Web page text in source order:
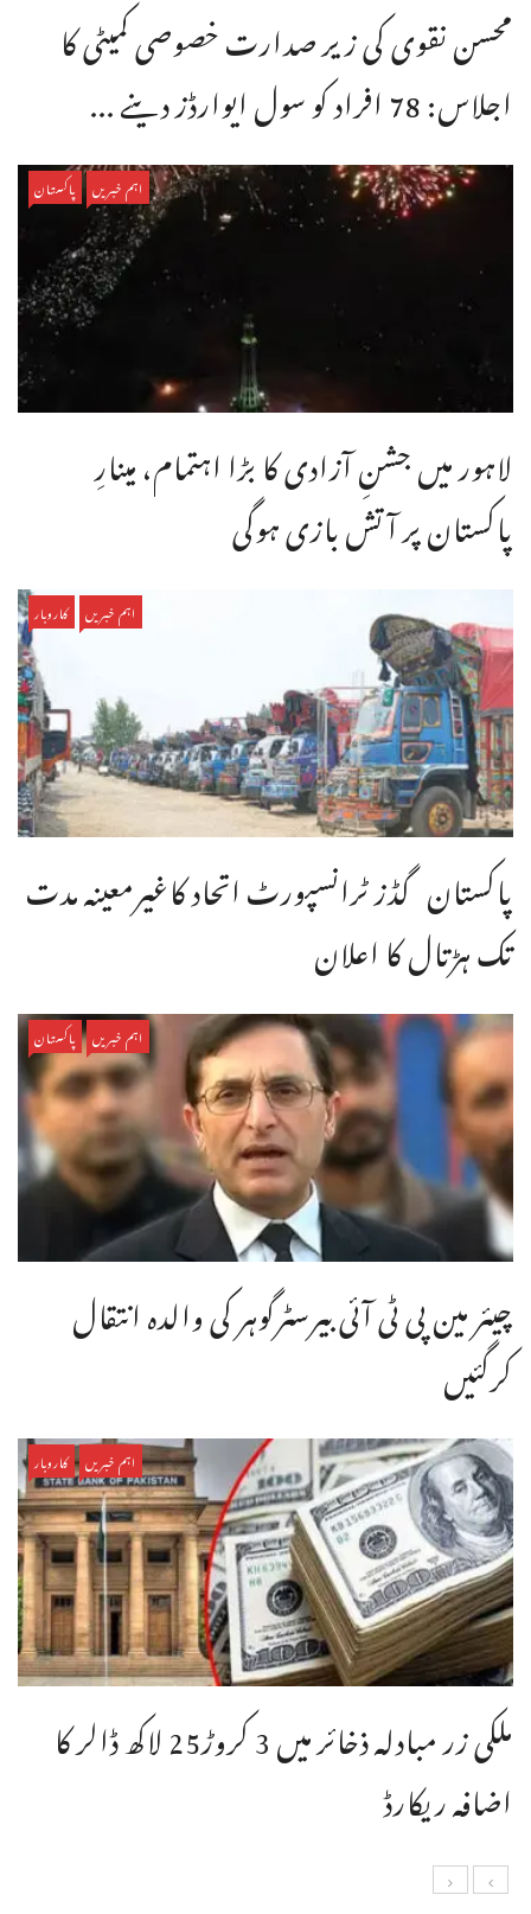
محسن نقوی کی زیر صدارت خصوصی کمیٹی کا
اجلاس: 78 افراد کو سول ایوارڈز دینے ...
اہم خبریں پاکستان
لاہور میں جشنِ آزادی کا بڑا اہتمام، مینارِ
پاکستان پر آتش بازی ہوگی
اہم خبریں کاروبار
پاکستان گڈز ٹرانسپورٹ اتحاد کاغیرمعینہ مدت
تک ہڑتال کا اعلان
اہم خبریں پاکستان
چیئر مین پی ٹی آئی بیرسٹرگوہر کی والدہ انتقال
کرگئیں
اہم خبریں کاروبار
ملکی زر مبادلہ ذخائر میں 3 کروڑ25 لاکھ ڈالر کا
اضافہ ریکارڈ